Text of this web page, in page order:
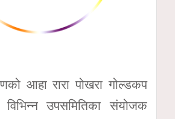
आहा रारा पोखरा गोल्डकप
उपसमितिका संयोजक